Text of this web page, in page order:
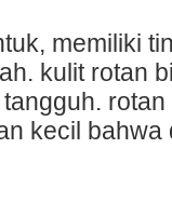
memiliki
kulit rotan
kecil